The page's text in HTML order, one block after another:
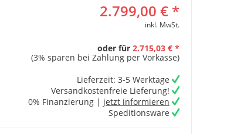
2.799,00 € *
inkl. MwSt.
oder für 2.715,03 € *
(3% sparen bei Zahlung per Vorkasse)
Lieferzeit: 3-5 Werktage
Versandkostenfreie Lieferung!
0% Finanzierung | jetzt informieren
Speditionsware